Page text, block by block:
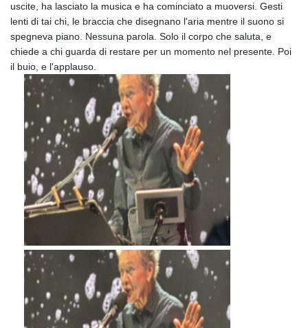
uscite, ha lasciato la musica e ha cominciato a muoversi. Gesti
lenti di tai chi, le braccia che disegnano l'aria mentre il suono si
spegneva piano. Nessuna parola. Solo il corpo che saluta, e
chiede a chi guarda di restare per un momento nel presente. Poi
il buio, e l'applauso.